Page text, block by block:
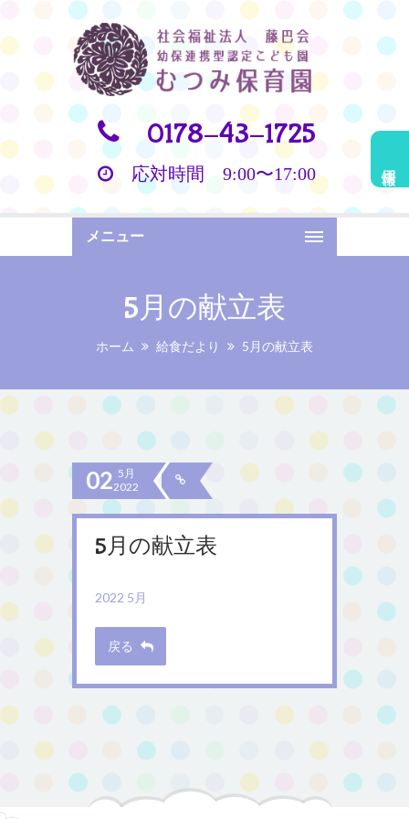
0178-43-1725
応対時間 9:00〜17:00
メニュー
5月の献立表
ホーム 給食だより 5月の献立表
02 5月
2022
5月の献立表
2022 5月
戻る